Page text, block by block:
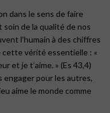
dans le sens de faire
de la qualité de nos
l’humain à des chiffres
vérité essentielle : «
et je t’aime. » (Es 43,4)
engager pour les autres,
aime le monde comme